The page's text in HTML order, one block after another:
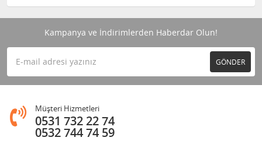
Kampanya ve İndirimlerden Haberdar Olun!
GÖNDER
Müşteri Hizmetleri
0531 732 22 74
0532 744 74 59